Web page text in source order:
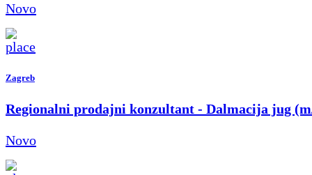
Novo
Zagreb
Regionalni prodajni konzultant - Dalmacija jug
Novo